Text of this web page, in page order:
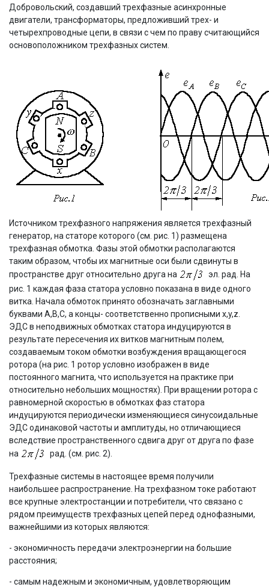
Добровольский, создавший трехфазные асинхронные
двигатели, трансформаторы, предложивший трех- и
четырехпроводные цепи, в связи с чем по праву считающийся
основоположником трехфазных систем.
Источником трехфазного напряжения является трехфазный
генератор, на статоре которого (см. рис. 1) размещена
трехфазная обмотка. Фазы этой обмотки располагаются
таким образом, чтобы их магнитные оси были сдвинуты в
пространстве друг относительно друга на
эл. рад. На
рис. 1 каждая фаза статора условно показана в виде одного
витка. Начала обмоток принято обозначать заглавными
буквами А,В,С, а концы- соответственно прописными x,y,z.
ЭДС в неподвижных обмотках статора индуцируются в
результате пересечения их витков магнитным полем,
создаваемым током обмотки возбуждения вращающегося
ротора (на рис. 1 ротор условно изображен в виде
постоянного магнита, что используется на практике при
относительно небольших мощностях). При вращении ротора с
равномерной скоростью в обмотках фаз статора
индуцируются периодически изменяющиеся синусоидальные
ЭДС одинаковой частоты и амплитуды, но отличающиеся
вследствие пространственного сдвига друг от друга по фазе
на
рад. (см. рис. 2).
Трехфазные системы в настоящее время получили
наибольшее распространение. На трехфазном токе работают
все крупные электростанции и потребители, что связано с
рядом преимуществ трехфазных цепей перед однофазными,
важнейшими из которых являются:
- экономичность передачи электроэнергии на большие
расстояния;
- самым надежным и экономичным, удовлетворяющим